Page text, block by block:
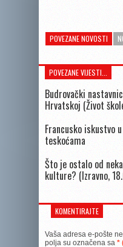
POVEZANE NOVOSTI
POVEZANE VIJESTI...
Budrovački
Hrvatskoj (Život
Francusko iskustvo
teskoćama
Što je ostalo od
kulture? (Izravno,
KOMENTIRAJTE
Vaša adresa e-pošte
polja su označena sa *